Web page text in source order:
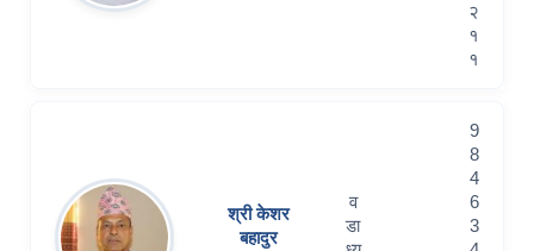
२
१
१
श्री केशर
बहादुर
व
डा
9
8
4
6
3